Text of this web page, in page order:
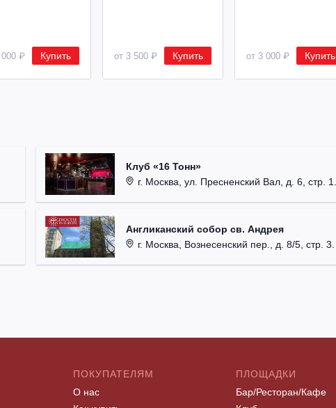
000 ₽ Купить от 3 500 ₽ Купить от 3 000 ₽ Купить
Клуб «16 Тонн»
г. Москва, ул. Пресненский Вал, д. 6, стр. 1.
Англиканский собор св. Андрея
г. Москва, Вознесенский пер., д. 8/5, стр. 3.
ПОКУПАТЕЛЯМ
О нас
ПЛОЩАДКИ
Бар/Ресторан/Кафе